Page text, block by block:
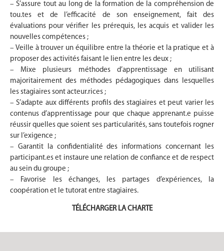
– S’assure tout au long de la formation de la compréhension de
tou.tes et de l’efficacité de son enseignement, fait des
évaluations pour vérifier les prérequis, les acquis et valider les
nouvelles compétences ;
– Veille à trouver un équilibre entre la théorie et la pratique et à
proposer des activités faisant le lien entre les deux ;
– Mixe plusieurs méthodes d’apprentissage en utilisant
majoritairement des méthodes pédagogiques dans lesquelles
les stagiaires sont acteur.rices ;
– S’adapte aux différents profils des stagiaires et peut varier les
contenus d’apprentissage pour que chaque apprenant.e puisse
réussir quelles que soient ses particularités, sans toutefois rogner
sur l’exigence ;
– Garantit la confidentialité des informations concernant les
participant.es et instaure une relation de confiance et de respect
au sein du groupe ;
– Favorise les échanges, les partages d’expériences, la
coopération et le tutorat entre stagiaires.
TÉLÉCHARGER LA CHARTE